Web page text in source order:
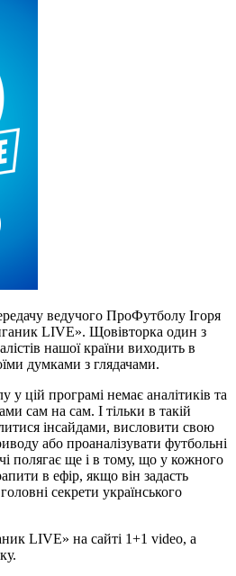
ведучого ПроФутболу Ігоря
LIVE». Щовівторка один з
нашої країни виходить в
думками з глядачами.
у цій програмі немає аналітиків та
сам на сам. І тільки в такій
інсайдами, висловити свою
або проаналізувати футбольні
полягає ще і в тому, що у кожного
в ефір, якщо він задасть
секрети українського
LIVE» на сайті 1+1 video, а